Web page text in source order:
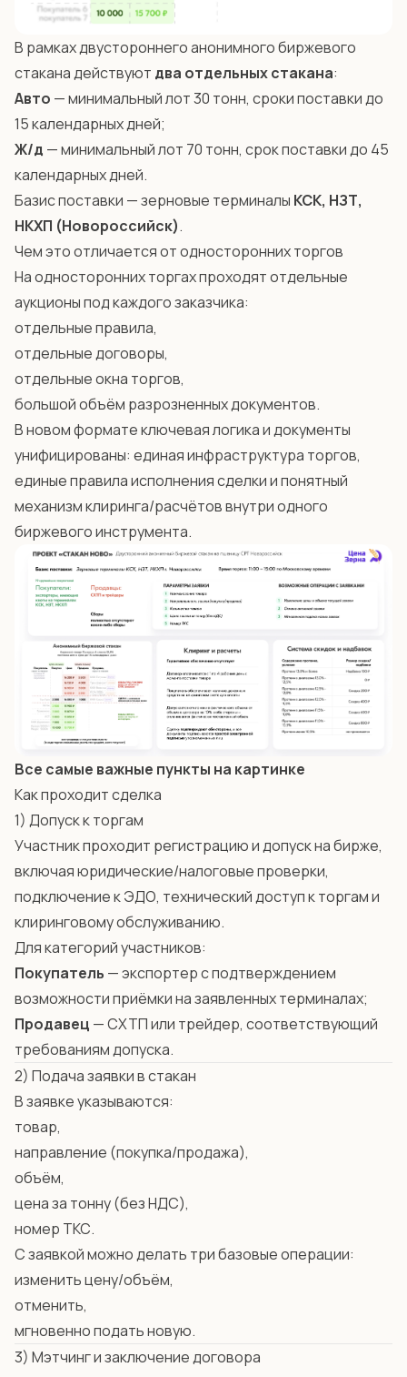
В рамках двустороннего анонимного биржевого
стакана действуют два отдельных стакана:
Авто — минимальный лот 30 тонн, сроки поставки до
15 календарных дней;
Ж/д — минимальный лот 70 тонн, срок поставки до 45
календарных дней.
Базис поставки — зерновые терминалы КСК, НЗТ,
НКХП (Новороссийск).
Чем это отличается от односторонних торгов
На односторонних торгах проходят отдельные
аукционы под каждого заказчика:
отдельные правила,
отдельные договоры,
отдельные окна торгов,
большой объём разрозненных документов.
В новом формате ключевая логика и документы
унифицированы: единая инфраструктура торгов,
единые правила исполнения сделки и понятный
механизм клиринга/расчётов внутри одного
биржевого инструмента.
Все самые важные пункты на картинке
Как проходит сделка
1) Допуск к торгам
Участник проходит регистрацию и допуск на бирже,
включая юридические/налоговые проверки,
подключение к ЭДО, технический доступ к торгам и
клиринговому обслуживанию.
Для категорий участников:
Покупатель — экспортер с подтверждением
возможности приёмки на заявленных терминалах;
Продавец — СХТП или трейдер, соответствующий
требованиям допуска.
2) Подача заявки в стакан
В заявке указываются:
товар,
направление (покупка/продажа),
объём,
цена за тонну (без НДС),
номер ТКС.
С заявкой можно делать три базовые операции:
изменить цену/объём,
отменить,
мгновенно подать новую.
3) Мэтчинг и заключение договора